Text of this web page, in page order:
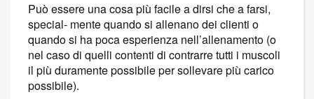
Può essere una cosa più facile a dirsi che a farsi,
special- mente quando si allenano dei clienti o
quando si ha poca esperienza nell’allenamento (o
nel caso di quelli contenti di contrarre tutti i muscoli
il più duramente possibile per sollevare più carico
possibile).